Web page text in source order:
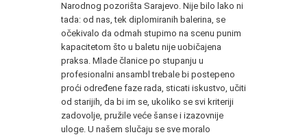
Narodnog pozorišta Sarajevo. Nije bilo lako ni
tada: od nas, tek diplomiranih balerina, se
očekivalo da odmah stupimo na scenu punim
kapacitetom što u baletu nije uobičajena
praksa. Mlade članice po stupanju u
profesionalni ansambl trebale bi postepeno
proći određene faze rada, sticati iskustvo, učiti
od starijih, da bi im se, ukoliko se svi kriteriji
zadovolje, pružile veće šanse i izazovnije
uloge. U našem slučaju se sve moralo